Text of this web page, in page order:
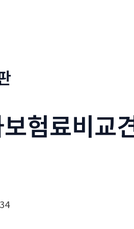
험료비교